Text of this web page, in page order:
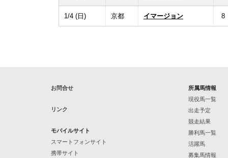
1/4 (日) 京都 イマージョン 8
お問合せ
リンク
モバイルサイト
スマートフォンサイト
携帯サイト
所属馬情報
現役馬一覧
出走予定
競走結果
勝利馬一覧
活躍馬
募集馬情報